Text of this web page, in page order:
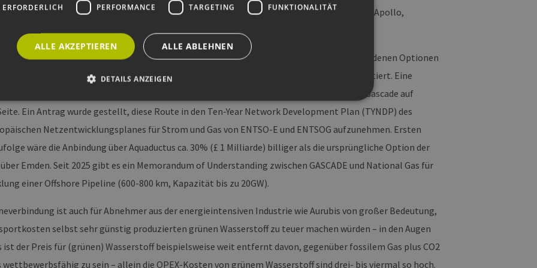
sich aus mit Unternehmen und Partnern wie SubSea7, Cairn Risk Consulting, Veri Energy, Apollo,
viel über den Wasserstoffimport-Korridor zwischen UK und dem EU-Festland. Die verschiedenen Optionen
Verbindung von UK an den European Hydrogen Backbone wurden vorgestellt und diskutiert. Eine
Anbindung von der UK-EEZ (Exclusive Economic Zone) an die Aquaductus-Projekte von Gascade auf
Ein Antrag wurde gestellt, diese Route in den Ten-Year Network Development Plan (TYNDP) des
Netzentwicklungsplanes für Strom und Gas von ENTSO-E und ENTSOG aufzunehmen. Ersten
wäre die Anbindung über Aquaductus ca. 30% (£ 1 Milliarde) billiger als die ursprüngliche Option der
Emden. Seit 2025 gibt es ein Memorandum of Understanding zwischen GASCADE und National Gas für
einer Offshore Pipeline (600-800 km, Kapazität bis zu 20GW).
ist auch für Abnehmer aus der energieintensiven Industrie wie Aurubis von großer Bedeutung,
selbst sehr günstig produzierten grünen Wasserstoff zu teuer machen würden – in den Augen
ist der Preis für (grünen) Wasserstoff beispielsweise weit entfernt davon, gegenüber fossilem Gas plus CO2
wettbewerbsfähig zu sein – allein die OPEX-Kosten von grünem Wasserstoff sind drei- bis viermal so hoch.
PERFORMANCE TARGETING FUNKTIONALITÄT
ALLE AKZEPTIEREN ALLE ABLEHNEN
DETAILS ANZEIGEN
Unbedingt erforderlich Performance Targeting Funktionalität
ermöglichen wesentliche Kernfunktionen der Website wie die Benutzeranmeldung und die Kontoverwaltung.
Ablaufdatum Beschreibung
basieren. Dies ist eine allgemeine Kennung, die zum Verwalten von
Benutzersitzungsvariablen verwendet wird. Normalerweise handelt es sich
um eine zufällig generierte Zahl. Die Art und Weise, wie sie verwendet wird,
kann für die Site spezifisch sein. Ein gutes Beispiel ist jedoch die
Beibehaltung des Anmeldestatus für einen Benutzer zwischen den Seiten.
Sitzung
Dieses Cookie wird verwendet, um Angriffe auf Quer-Site-Anforderungen